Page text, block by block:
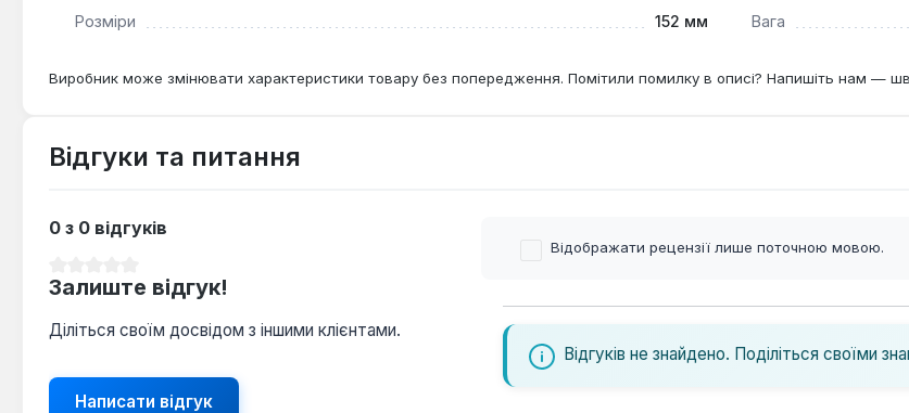
Розміри 152 мм Вага
Виробник може змінювати характеристики товару без попередження. Помітили помилку в описі? Напишіть нам —
Відгуки та питання
0 з 0 відгуків
Залиште відгук!
Діліться своїм досвідом з іншими клієнтами.
Написати відгук
Відображати рецензії лише поточною мовою.
Відгуків не знайдено. Поділіться своїми